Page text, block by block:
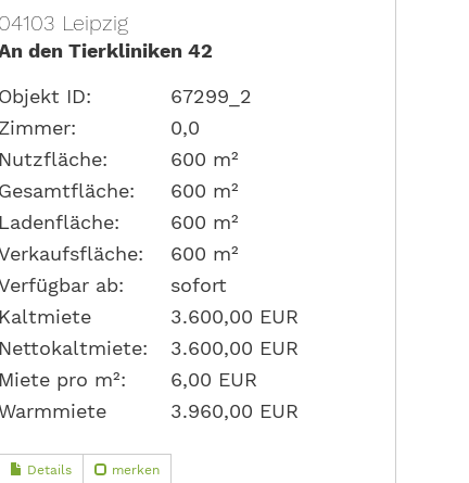
04103 Leipzig
den Tierkliniken 42
Objekt ID:
67299_2
Zimmer:
0,0
Nutzfläche:
600 m²
Gesamtfläche:
600 m²
Ladenfläche:
600 m²
600 m²
ab:
sofort
Kaltmiete
3.600,00 EUR
Nettokaltmiete:
3.600,00 EUR
Miete pro m²:
6,00 EUR
3.960,00 EUR
Details merken